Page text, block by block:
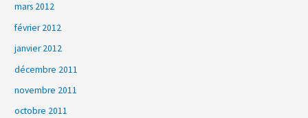
mars 2012
février 2012
janvier 2012
décembre 2011
novembre 2011
octobre 2011